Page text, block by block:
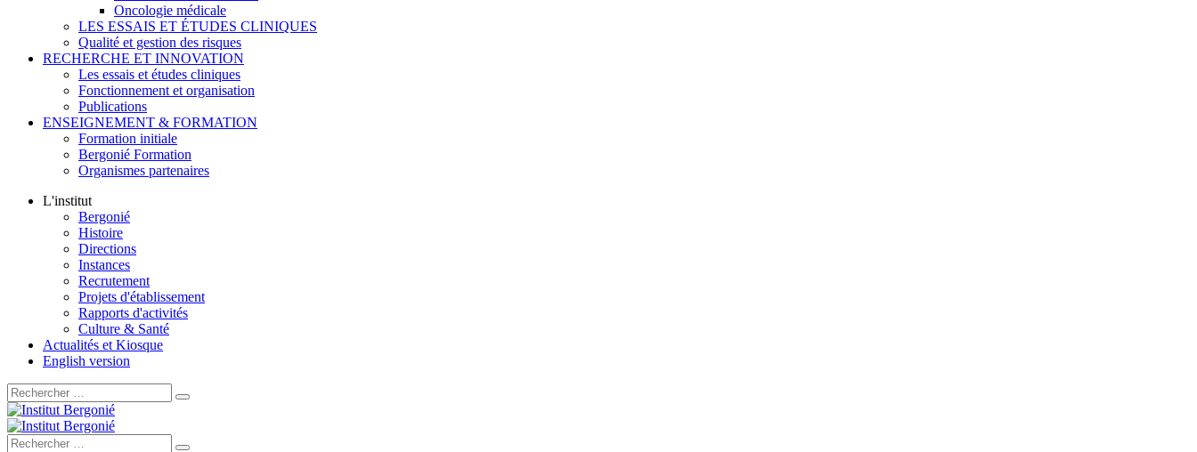
Oncologie médicale
LES ESSAIS ET ÉTUDES CLINIQUES
Qualité et gestion des risques
RECHERCHE ET INNOVATION
Les essais et études cliniques
Fonctionnement et organisation
Publications
ENSEIGNEMENT & FORMATION
Formation initiale
Bergonié Formation
Organismes partenaires
L'institut
Bergonié
Histoire
Directions
Instances
Recrutement
Projets d'établissement
Rapports d'activités
Culture & Santé
Actualités et Kiosque
English version
Rechercher :
Rechercher :